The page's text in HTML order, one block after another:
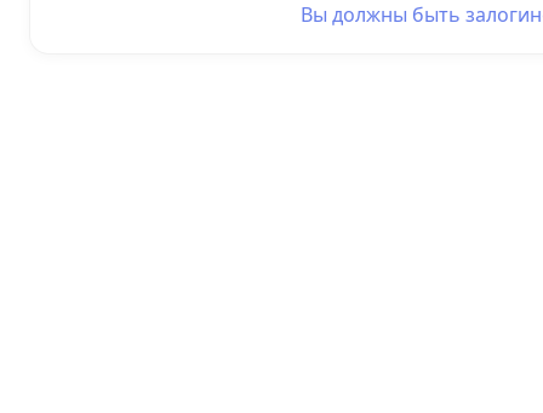
Вы должны быть